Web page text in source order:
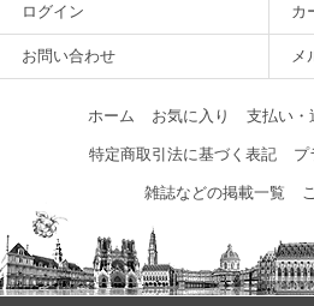
ログイン カ
お問い合わせ メ
ホーム お気に入り 支払い・
特定商取引法に基づく表記 プ
雑誌などの掲載一覧